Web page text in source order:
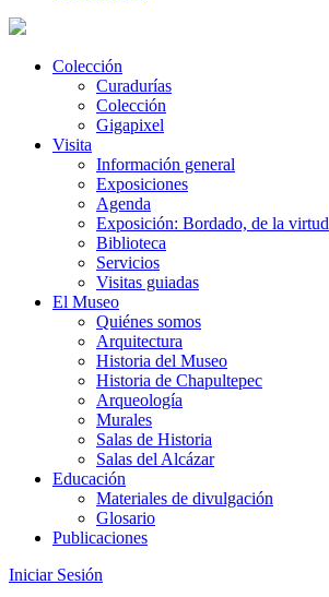
Colección
Curadurías
Colección
Gigapixel
Visita
Información general
Exposiciones
Agenda
Exposición: Bordado, de la virtud
Biblioteca
Servicios
Visitas guiadas
El Museo
Quiénes somos
Arquitectura
Historia del Museo
Historia de Chapultepec
Arqueología
Murales
Salas de Historia
Salas del Alcázar
Educación
Materiales de divulgación
Glosario
Publicaciones
Iniciar Sesión